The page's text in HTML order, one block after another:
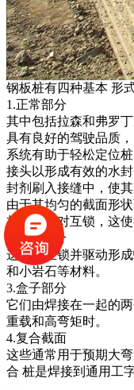
钢板桩有四种基本 形式
1.正常部分
其中包括拉森和弗罗
具有良好的驾驶品质
系统有助于轻松定位
接头以形成有效的水
封剂刷入接缝中，使
由于其均匀的截面形
桩通常成对互锁，这
2.直网部分
这些是互锁并驱动形
和小岩石等材料。
3.盒子部分
它们由焊接在一起的
重载和高弯矩时。
4.复合截面
这些通常用于预期大
合 桩是焊接到通用工